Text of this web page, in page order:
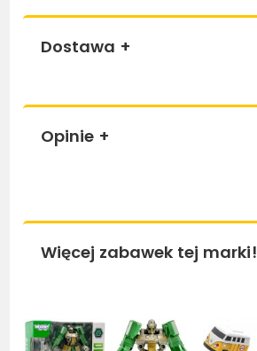
Dostawa +
Opinie +
Więcej zabawek tej marki!